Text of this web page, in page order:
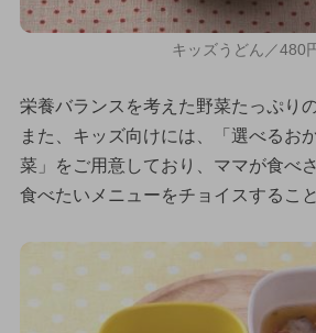
キッズうどん／480
栄養バランスを考えた野菜たっぷり
また、キッズ向けには、「選べるお
菜」をご用意しており、ママが食べ
食べたいメニューをチョイスすること